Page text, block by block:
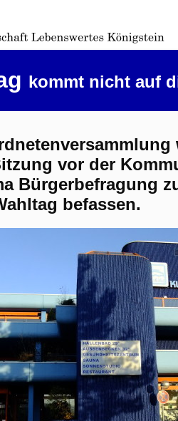
kommt nicht auf
vor der
Bürgerbefragung
befassen.